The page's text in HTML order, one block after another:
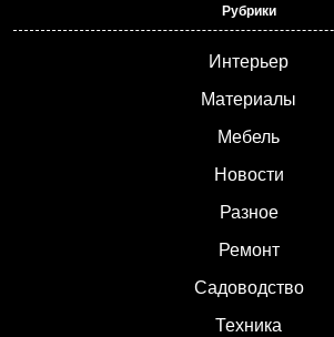
Рубрики
Интерьер
Материалы
Мебель
Новости
Разное
Ремонт
Садоводство
Техника